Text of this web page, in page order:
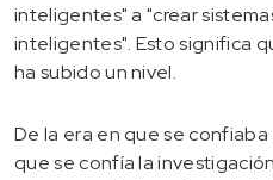
inteligentes" a "crear
inteligentes". Esto significa
ha subido un nivel.
De la era en que se confiaba
que se confía la